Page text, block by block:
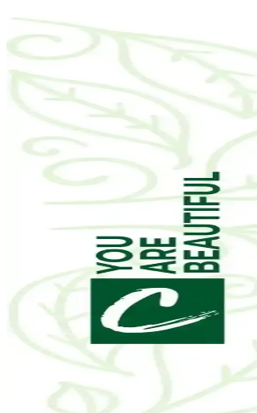
Doa Hyaluronic Acid & Vitamin C Serum,
The Purest Solutions Karma Ciltler
The Purest Solutions karma ciltler için
NIVEA Expert Filler Yoğun
NIVEA Expert Filler Yoğun Yaşlanma Karşıtı
parfümsüzdür.
EDLIKE Saf Yağlardan Yapılan El
EDLIKE'in saf yağlar ve el yapımı adaçayı ile
W-Lab Kozmetik Madeleb Krem ve
Madeleb Krem ve CC krem seti, cilt tipine
Yves Rocher Tropikal Hindistan
Yves Rocher'in tropikal hindistan cevizi içeren
La Roche-Posay Lipikar Syndet